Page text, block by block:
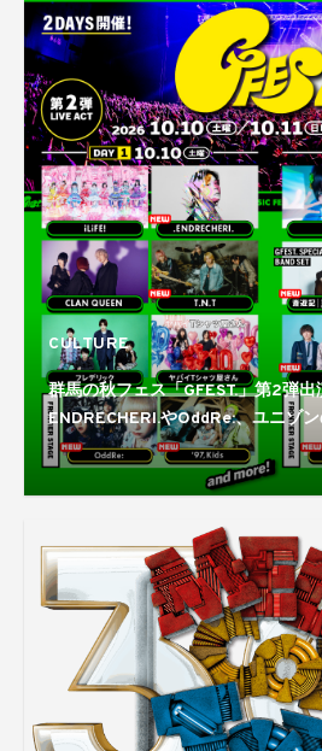
CULTURE
群馬の秋フェス「GFEST.」第2弾
ENDRECHERI.やOddRe:、ユニゾ
ルバンドセットで登場